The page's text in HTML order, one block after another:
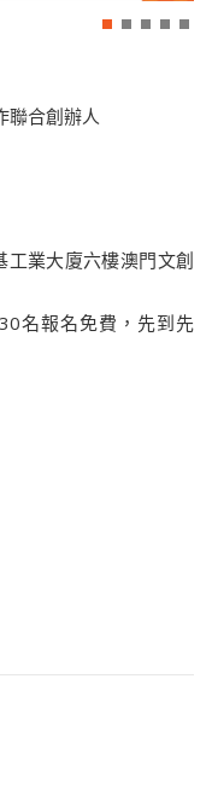
聯合創辦人
業大廈六樓澳門文創
報名免費，先到先